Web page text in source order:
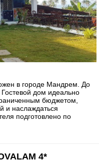
в городе Мандрем. До
дом идеально
бюджетом,
и наслаждаться
подготовлено по
4*